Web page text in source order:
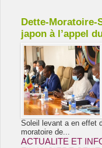
Dette-Moratoire-
japon à l’appel
Soleil levant a en effet
moratoire de...
ACTUALITE ET